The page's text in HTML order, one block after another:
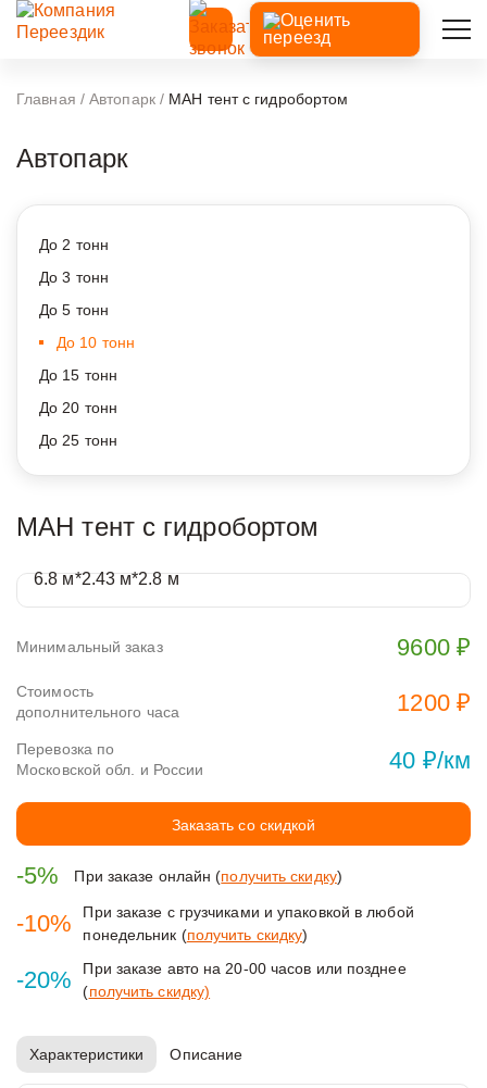
Главная /Автопарк/ МАН тент с гидробортом
Автопарк
До 2 тонн
До 3 тонн
До 5 тонн
До 10 тонн
До 15 тонн
До 20 тонн
До 25 тонн
МАН тент с гидробортом
6.8 м*2.43 м*2.8 м
Минимальный заказ 9600 ₽
Стоимость
дополнительного часа
1200 ₽
Перевозка по
Московской обл. и России
40 ₽/км
Заказать со скидкой
-5% При заказе онлайн (получить скидку)
-10%
При заказе с грузчиками и упаковкой в любой
понедельник (получить скидку)
-20%
При заказе авто на 20-00 часов или позднее
(получить скидку)
Характеристики Описание